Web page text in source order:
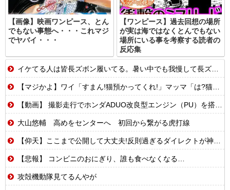
【画像】映画ワンピース、とん
でもない事態へ・・・これマジ
でヤバイ・・・
【ワンピース】過去回想の場所
が実は海ではなくとんでもない
場所にいる事を考察する読者の
反応集
イケてる人は皆長ズボン履いてる。暑い中でも我慢して長ズボン履いてる。半ズボンはモテ無い。厳しいって
【マジかよ】ワイ「すまん!猫預かってくれ!」マッマ「は?猫嫌いなんだけど…」
【動画】 撮影走行でホンダADUO改良型エンジン（PU）を搭載したアストンマーチンが“いい音”と話題に
大山悠輔 高めをセンターへ 初回から繋がる虎打線
【仰天】ここまで公開して大丈夫!反則過ぎるダイレクトが神すぎ!
【悲報】 コンビニのおにぎり、誰も食べなくなる…
攻殻機動隊見てるんやが